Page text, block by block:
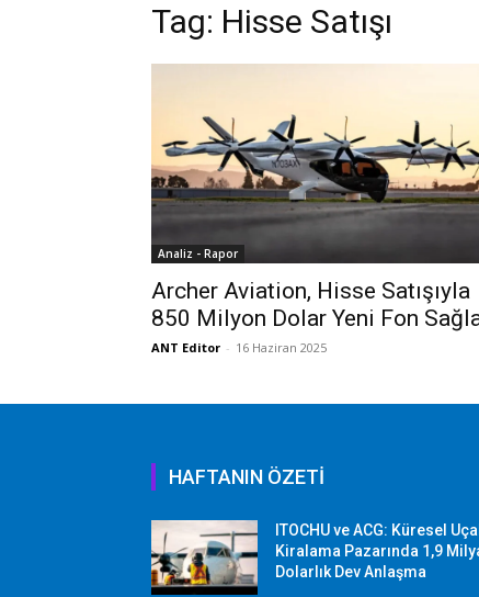
Tag: Hisse Satışı
Analiz - Rapor
Archer Aviation, Hisse Satışıyla
850 Milyon Dolar Yeni Fon
ANT Editor - 16 Haziran 2025
HAFTANIN ÖZETİ
ITOCHU ve ACG: Küresel
Kiralama Pazarında 1,9
Dolarlık Dev Anlaşma